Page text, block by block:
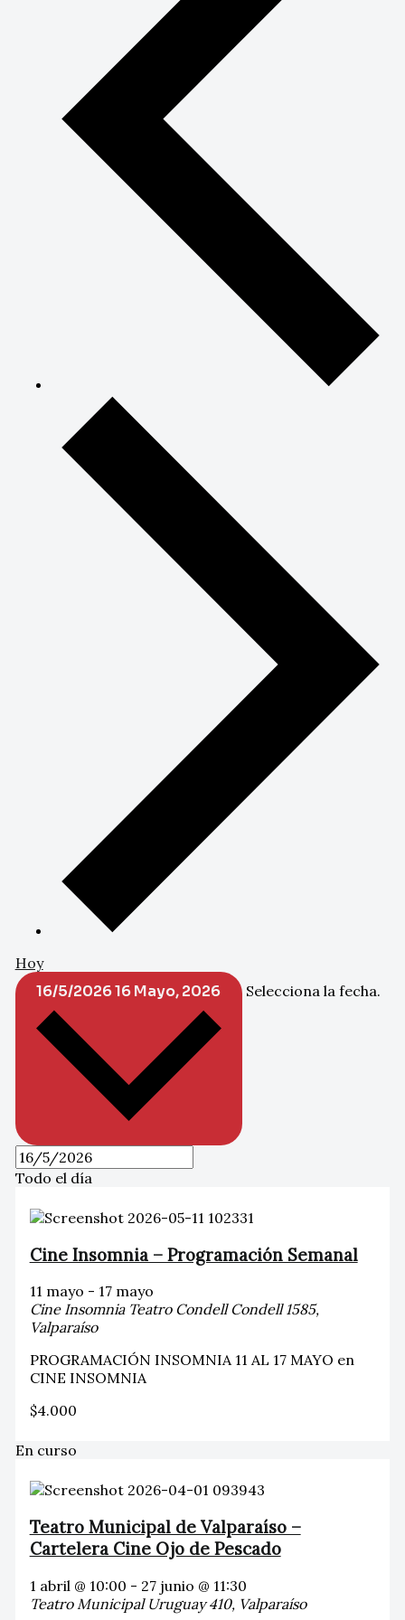
Hoy
16/5/202616 Mayo, 2026 Selecciona la fecha.
Todo el día
Cine Insomnia – Programación Semanal
11 mayo - 17 mayo
Cine Insomnia Teatro Condell Condell 1585,
Valparaíso
PROGRAMACIÓN INSOMNIA 11 AL 17 MAYO en
CINE INSOMNIA
$4.000
En curso
Teatro Municipal de Valparaíso –
Cartelera Cine Ojo de Pescado
1 abril @ 10:00 - 27 junio @ 11:30
Teatro Municipal Uruguay 410, Valparaíso